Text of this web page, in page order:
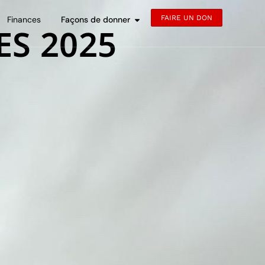
Finances Façons de donner FAIRE UN DON
2025